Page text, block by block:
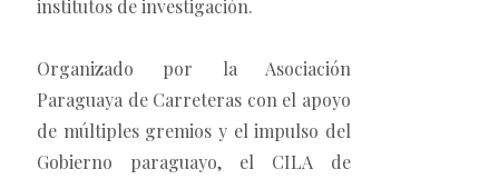
institutos de investigación.
Organizado por la Asociación
Paraguaya de Carreteras con el apoyo
de múltiples gremios y el impulso del
Gobierno paraguayo, el CILA de